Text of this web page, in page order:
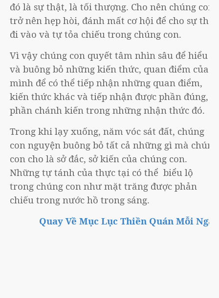
đó là sự thật, là tối thượng. Cho nên chúng con
trở nên hẹp hòi, đánh mất cơ hội để cho sự thật
đi vào và tự tỏa chiếu trong chúng con.
Vì vậy chúng con quyết tâm nhìn sâu để hiểu
và buông bỏ những kiến thức, quan điểm của
mình để có thể tiếp nhận những quan điểm,
kiến thức khác và tiếp nhận được phần đúng,
phần chánh kiến trong những nhận thức đó.
Trong khi lạy xuống, năm vóc sát đất, chúng
con nguyện buông bỏ tất cả những gì mà chúng
con cho là sở đắc, sở kiến của chúng con.
Những tự tánh của thực tại có thể biểu lộ
trong chúng con như mặt trăng được phản
chiếu trong nước hồ trong sáng.
Quay Về Mục Lục Thiền Quán Mỗi Ngày